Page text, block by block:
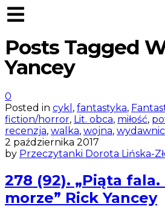
Posts Tagged
Yancey
0
Posted in cykl , fantastyka,
fiction/horror, Lit. obca, miłość,
recenzja, walka, wojna,
2 października 2017
by Przeczytanki Dorota Lińska-
278 (92). „Piąta
morze” Rick Yancey